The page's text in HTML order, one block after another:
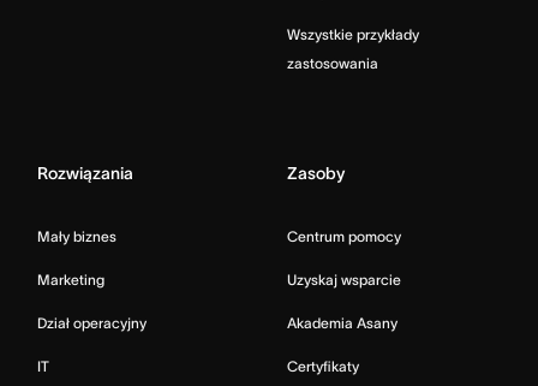
Wszystkie przykłady
zastosowania
Rozwiązania
Mały biznes
Marketing
Dział operacyjny
IT
Zasoby
Centrum pomocy
Uzyskaj wsparcie
Akademia Asany
Certyfikaty